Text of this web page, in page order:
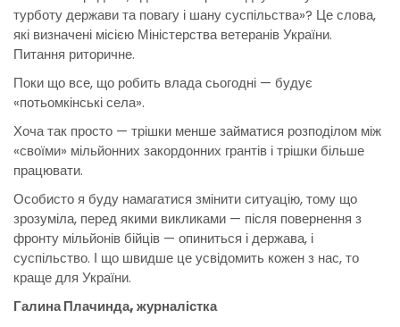
турботу держави та повагу і шану суспільства»? Це слова,
які визначені місією Міністерства ветеранів України.
Питання риторичне.
Поки що все, що робить влада сьогодні — будує
«потьомкінські села».
Хоча так просто — трішки менше займатися розподілом між
«своїми» мільйонних закордонних грантів і трішки більше
працювати.
Особисто я буду намагатися змінити ситуацію, тому що
зрозуміла, перед якими викликами — після повернення з
фронту мільйонів бійців — опиниться і держава, і
суспільство. І що швидше це усвідомить кожен з нас, то
краще для України.
Галина Плачинда, журналістка